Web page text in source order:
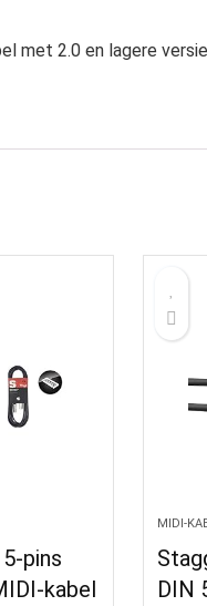
met 2.0 en lagere
pins
kabel
MIDI-
DIN